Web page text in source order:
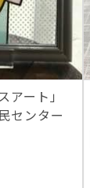
アート」
センター